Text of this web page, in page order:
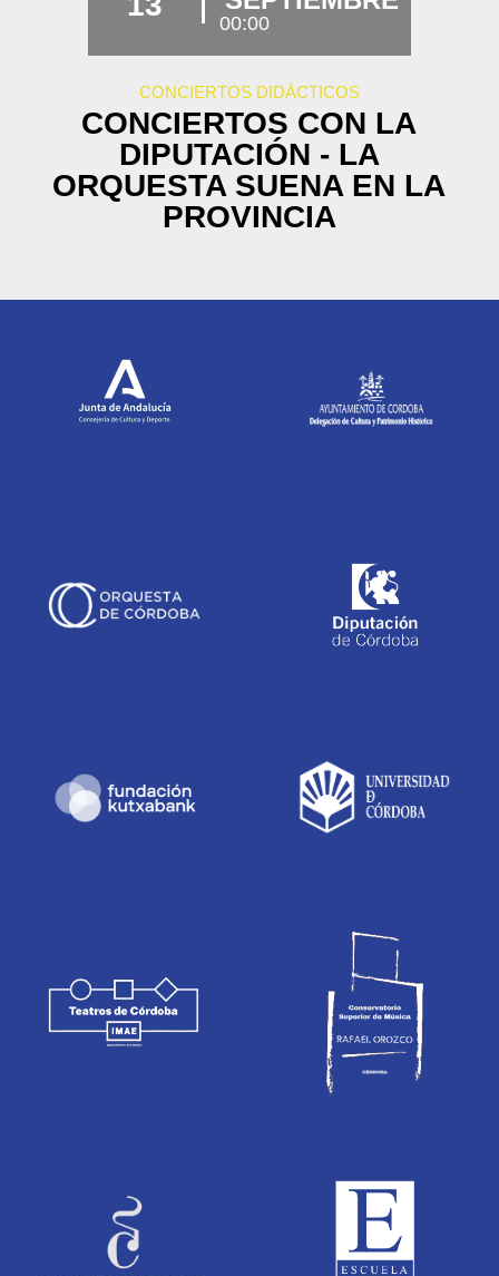
00:00
CONCIERTOS DIDÁCTICOS
CONCIERTOS CON LA
DIPUTACIÓN - LA
ORQUESTA SUENA EN LA
PROVINCIA